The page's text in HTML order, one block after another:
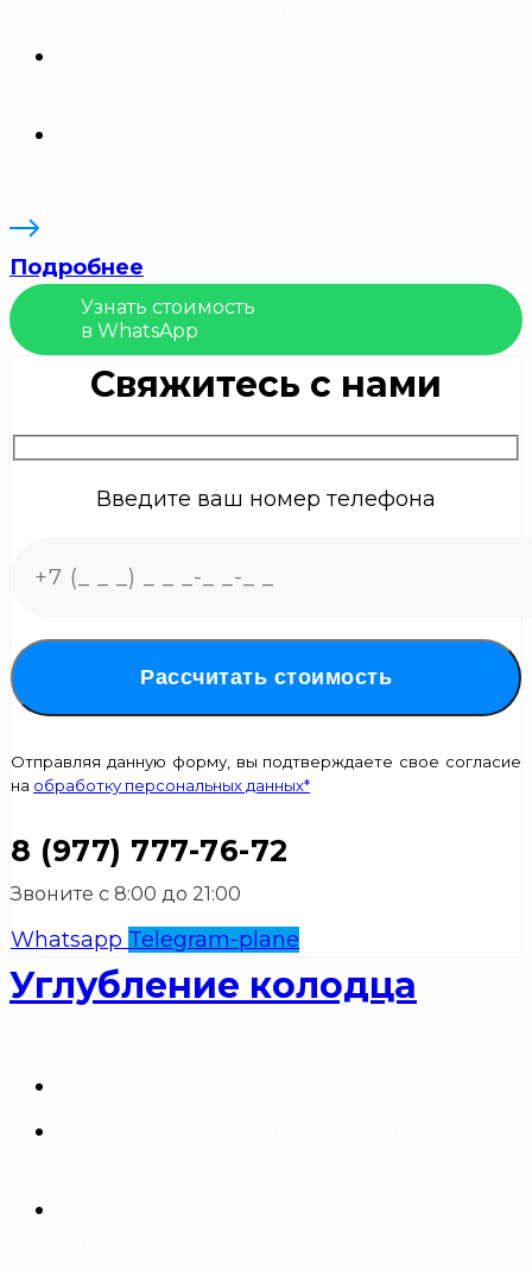
Подробнее
Узнать стоимость
в WhatsApp
Свяжитесь с нами
Введите ваш номер телефона
Рассчитать стоимость
Отправляя данную форму, вы подтверждаете свое согласие
на обработку персональных данных*
8 (977) 777-76-72
Звоните с 8:00 до 21:00
Whatsapp Telegram-plane
Углубление колодца